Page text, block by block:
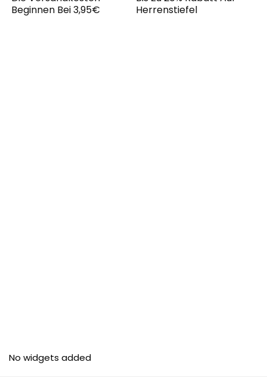
Beginnen Bei 3,95€
Herrenstiefel
No widgets added